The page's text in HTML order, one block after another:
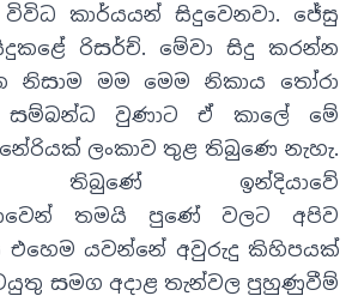
කාර්යයන් සිදුවෙනවා. ජේසු
රිසර්ච්. මේවා සිදු කරන්න
නිසාම මම මෙම නිකාය තෝරා
සම්බන්ධ වුණාට ඒ කාලේ මේ
ලංකාව තුළ තිබුණෙ නැහැ.
තිබුණේ ඉන්දියාවේ
තමයි පුණේ වලට අපිව
එහෙම යවන්නේ අවුරුදු කිහිපයක්
සමග අදාළ තැන්වල පුහුණුවීම්